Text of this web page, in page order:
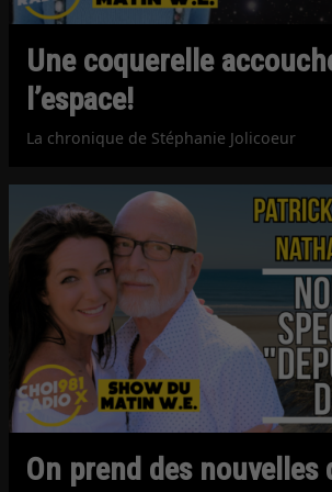
Une coquerelle
l’espace!
La chronique de Stéphanie Jolicoeur
On prend des nouvelles